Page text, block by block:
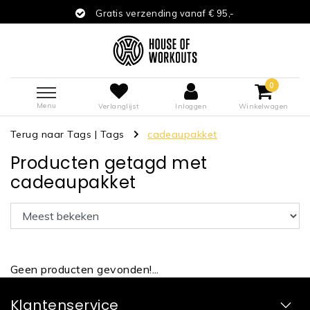
Gratis verzending vanaf € 95,-
Menu Verlanglijst Inloggen
0
Winkelwagen
Terug naar Tags | Tags cadeaupakket
Producten getagd met
cadeaupakket
Geen producten gevonden!...
Klantenservice